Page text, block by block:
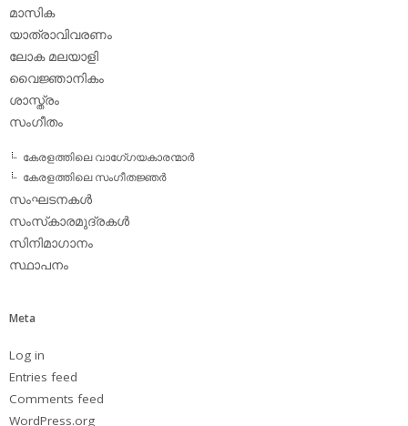
മാസിക
യാത്രാവിവരണം
ലോക മലയാളി
വൈജ്ഞാനികം
ശാസ്ത്രം
സംഗീതം
കേരളത്തിലെ വാഗേ്ഗയകാരന്മാര്‍
കേരളത്തിലെ സംഗീതജ്ഞര്‍
സംഘടനകള്‍
സംസ്‌കാരമുദ്രകള്‍
സിനിമാഗാനം
സ്ഥാപനം
Meta
Log in
Entries feed
Comments feed
WordPress.org